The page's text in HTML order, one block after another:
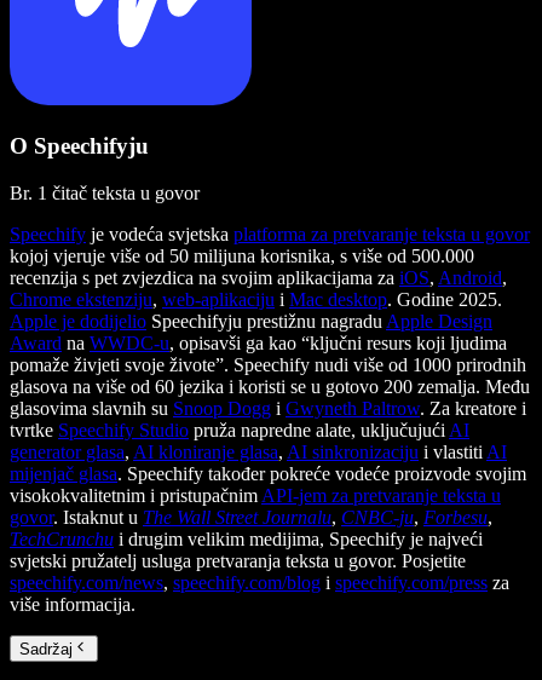
O Speechifyju
Br. 1 čitač teksta u govor
Speechify je vodeća svjetska platforma za pretvaranje teksta u govor
kojoj vjeruje više od 50 milijuna korisnika, s više od 500.000
recenzija s pet zvjezdica na svojim aplikacijama za iOS, Android,
Chrome ekstenziju, web-aplikaciju i Mac desktop. Godine 2025.
Apple je dodijelio Speechifyju prestižnu nagradu Apple Design
Award na WWDC-u, opisavši ga kao “ključni resurs koji ljudima
pomaže živjeti svoje živote”. Speechify nudi više od 1000 prirodnih
glasova na više od 60 jezika i koristi se u gotovo 200 zemalja. Među
glasovima slavnih su Snoop Dogg i Gwyneth Paltrow. Za kreatore i
tvrtke Speechify Studio pruža napredne alate, uključujući AI
generator glasa, AI kloniranje glasa, AI sinkronizaciju i vlastiti AI
mijenjač glasa. Speechify također pokreće vodeće proizvode svojim
visokokvalitetnim i pristupačnim API-jem za pretvaranje teksta u
govor. Istaknut u The Wall Street Journalu, CNBC-ju, Forbesu,
TechCrunchu i drugim velikim medijima, Speechify je najveći
svjetski pružatelj usluga pretvaranja teksta u govor. Posjetite
speechify.com/news, speechify.com/blog i speechify.com/press za
više informacija.
Sadržaj